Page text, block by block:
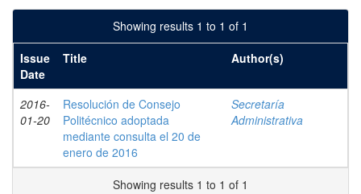
Showing results 1 to 1 of 1
Issue
Date
Title Author(s)
2016-
01-20
Resolución de Consejo
Politécnico adoptada
mediante consulta el 20 de
enero de 2016
Secretaría
Administrativa
Showing results 1 to 1 of 1